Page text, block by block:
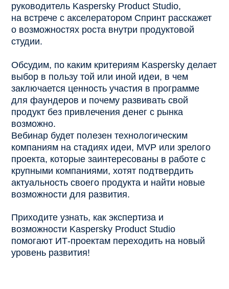
руководитель Kaspersky Product Studio,
на встрече с акселератором Спринт расскажет
о возможностях роста внутри продуктовой
студии.
Обсудим, по каким критериям Kaspersky делает
выбор в пользу той или иной идеи, в чем
заключается ценность участия в программе
для фаундеров и почему развивать свой
продукт без привлечения денег с рынка
возможно.
Вебинар будет полезен технологическим
компаниям на стадиях идеи, MVP или зрелого
проекта, которые заинтересованы в работе с
крупными компаниями, хотят подтвердить
актуальность своего продукта и найти новые
возможности для развития.
Приходите узнать, как экспертиза и
возможности Kaspersky Product Studio
помогают ИТ-проектам переходить на новый
уровень развития!